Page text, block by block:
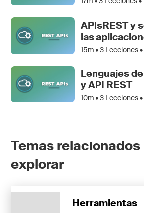
APIsREST y
las
15m •3 Lecciones
Lenguajes
y API REST
10m •3 Lecciones
Temas relacionados
explorar
Herramientas